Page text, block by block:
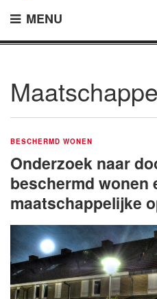
MENU
BESCHERMD WONEN
Onderzoek naar
beschermd wonen
maatschappelijke